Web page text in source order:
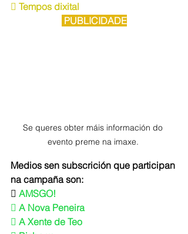
 Tempos dixital
PUBLICIDADE
Se queres obter máis información do
evento preme na imaxe.
Medios sen subscrición que participan
na campaña son:
 AMSGO!
 A Nova Peneira
 A Xente de Teo